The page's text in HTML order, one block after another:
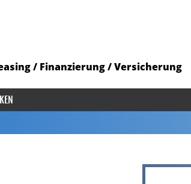
/ Finanzierung / Versicherung